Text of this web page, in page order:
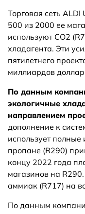
Торговая сеть ALDI
500 из 2000 ее
используют CO2
хладагента. Эти
пятилетнего
миллиардов
По данным
экологичные
направлением
дополнение к
использует
пропане (R290)
концу 2022 года
магазинов на
аммиак (R717) на
По данным